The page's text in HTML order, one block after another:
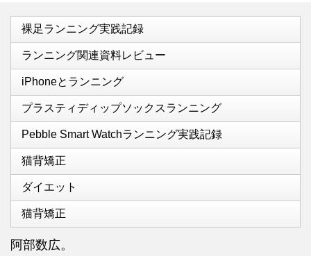
裸足ランニング実践記録
ランニング関連資料レビュー
iPhoneとランニング
プラスティディップソックスランニング
Pebble Smart Watchランニング実践記録
猫背矯正
ダイエット
猫背矯正
阿部数広。